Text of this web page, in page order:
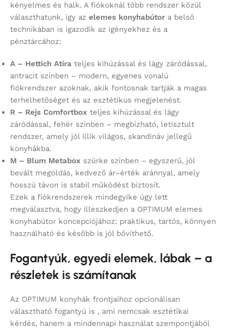
kényelmes és halk. A fiókoknál több rendszer közül
választhatunk, így az elemes konyhabútor a belső
technikában is igazodik az igényekhez és a
pénztárcához:
A – Hettich Atira teljes kihúzással és lágy záródással,
antracit színben – modern, egyenes vonalú
fiókrendszer azoknak, akik fontosnak tartják a magas
terhelhetőséget és az esztétikus megjelenést.
R – Rejs Comfortbox teljes kihúzással és lágy
záródással, fehér színben – megbízható, letisztult
rendszer, amely jól illik világos, skandináv jellegű
konyhákba.
M – Blum Metabox szürke színben – egyszerű, jól
bevált megoldás, kedvező ár–érték aránnyal, amely
hosszú távon is stabil működést biztosít.
Ezek a fiókrendszerek mindegyike úgy lett
megválasztva, hogy illeszkedjen a OPTIMUM elemes
konyhabútor koncepciójához: praktikus, tartós, könnyen
használható és később is jól bővíthető.
Fogantyúk, egyedi elemek, lábak – a
részletek is számítanak
Az OPTIMUM konyhák frontjaihoz opcionálisan
választható fogantyú is , ami nemcsak esztétikai
kérdés, hanem a mindennapi használat szempontjából